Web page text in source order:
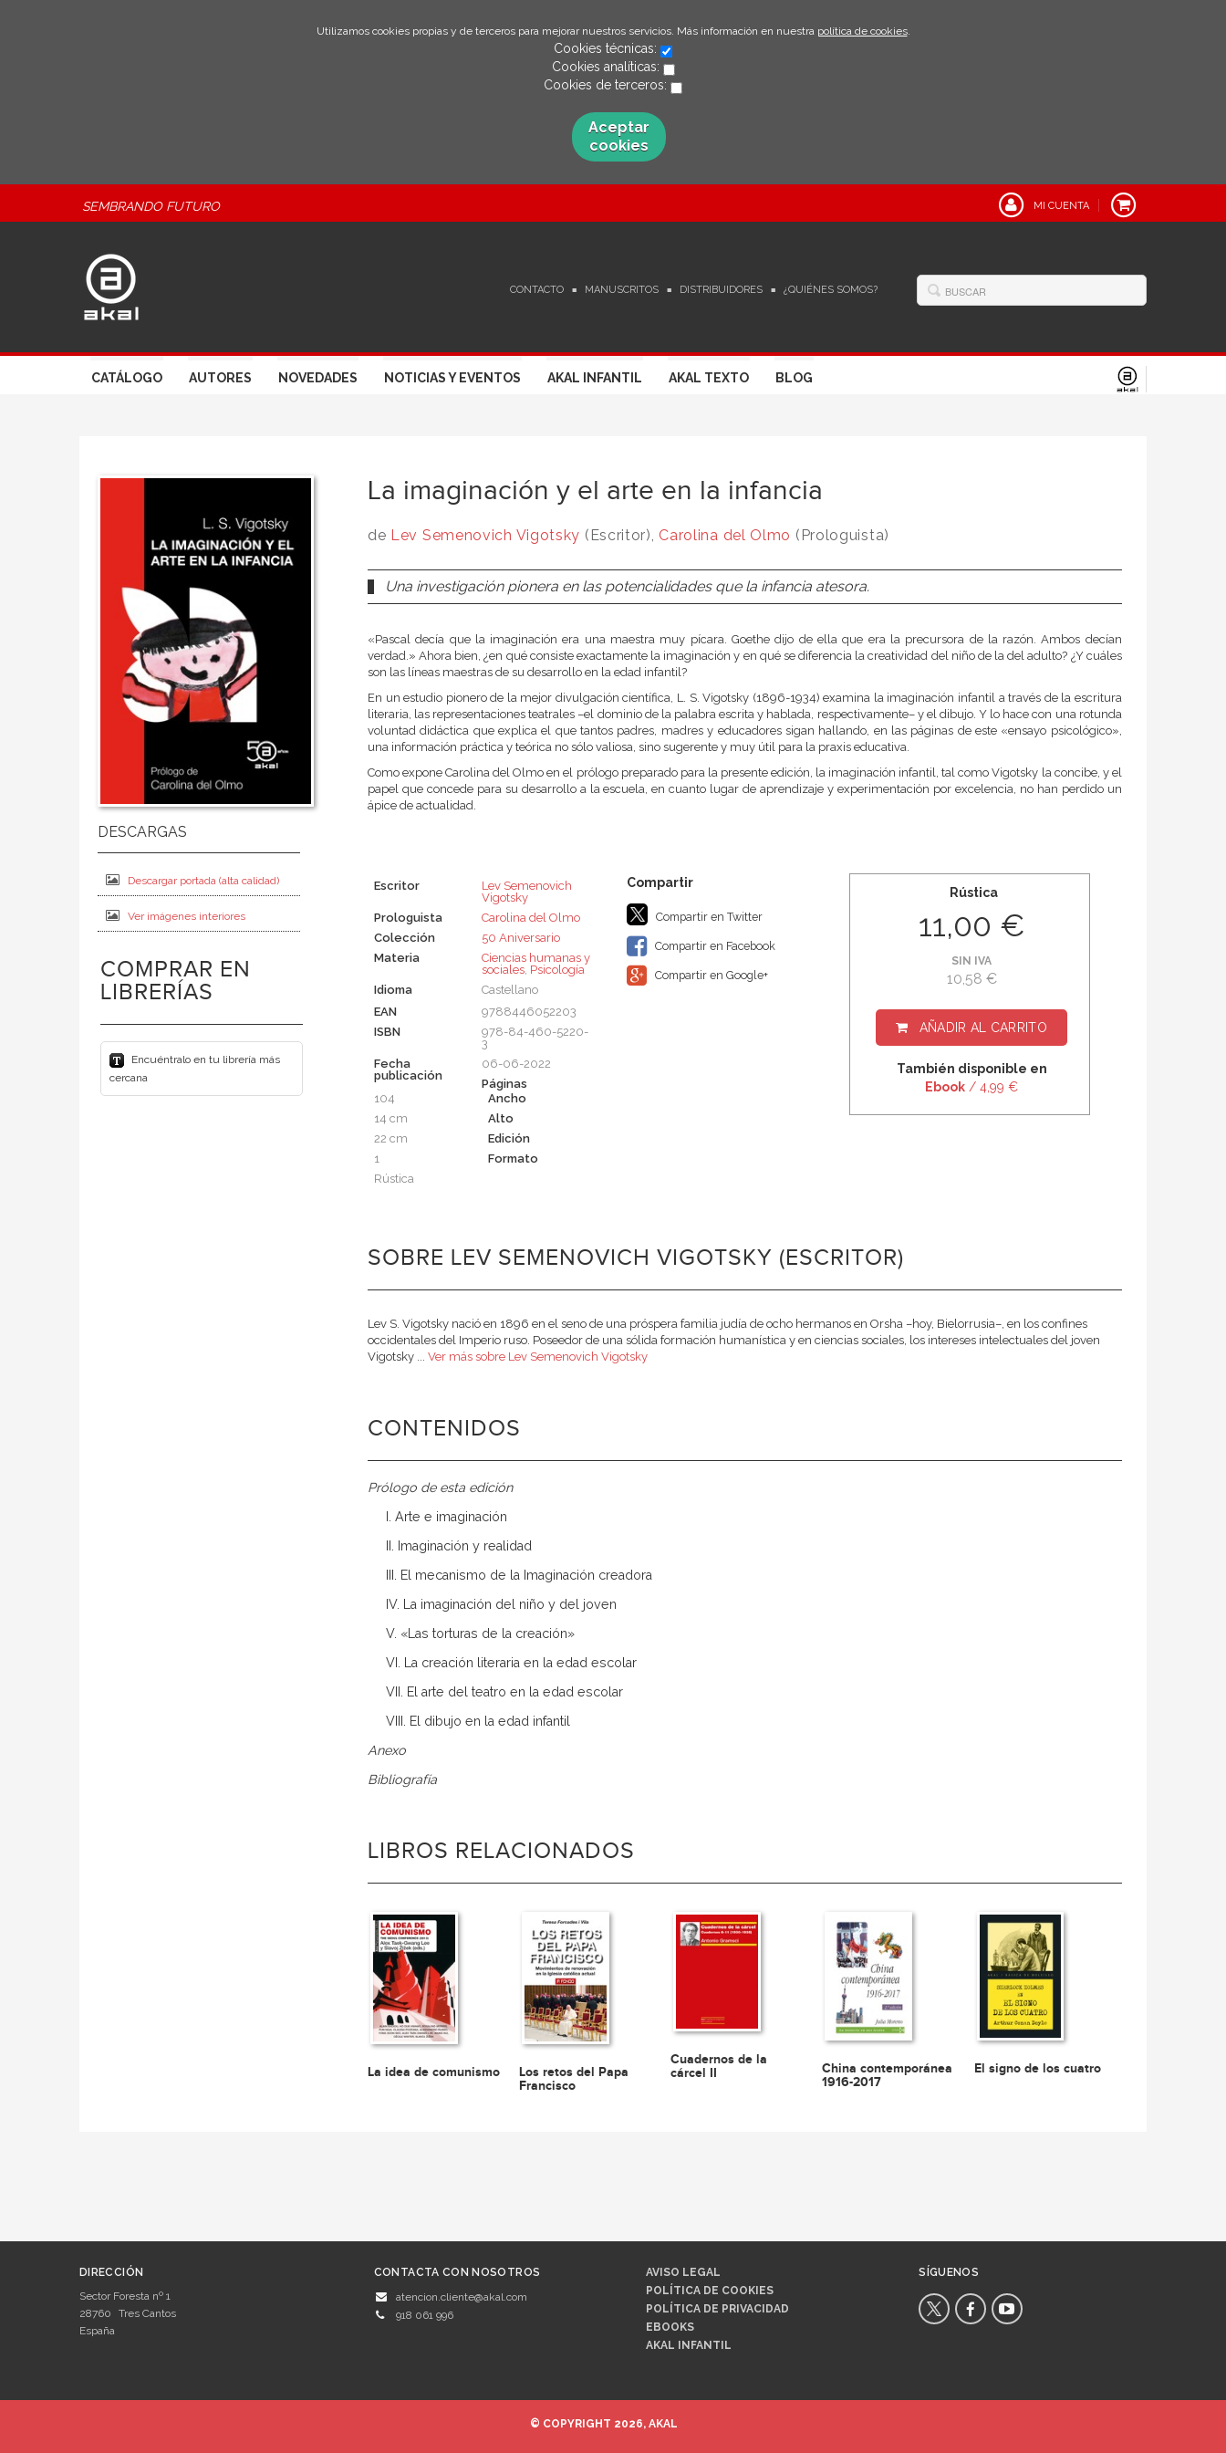
Utilizamos cookies propias y de terceros para mejorar nuestros servicios. Más información en nuestra política de cookies.
Cookies técnicas:
Cookies analíticas:
Cookies de terceros:
Aceptar
cookies
SEMBRANDO FUTURO MI CUENTA
CONTACTO MANUSCRITOS DISTRIBUIDORES ¿QUIÉNES SOMOS?
CATÁLOGO AUTORES NOVEDADES NOTICIAS Y EVENTOS AKAL INFANTIL AKAL TEXTO BLOG
Descargar portada (alta calidad)
Ver imágenes interiores
COMPRAR EN
LIBRERÍAS
Encuéntralo en tu librería más
cercana
La imaginación y el arte en la infancia
de Lev Semenovich Vigotsky (Escritor), Carolina del Olmo (Prologuista)
Una investigación pionera en las potencialidades que la infancia atesora.
«Pascal decía que la imaginación era una maestra muy pícara. Goethe dijo de ella que era la precursora de la razón. Ambos decían
verdad.» Ahora bien, ¿en qué consiste exactamente la imaginación y en qué se diferencia la creatividad del niño de la del adulto? ¿Y cuáles
son las líneas maestras de su desarrollo en la edad infantil?
En un estudio pionero de la mejor divulgación científica, L. S. Vigotsky (1896-1934) examina la imaginación infantil a través de la escritura
literaria, las representaciones teatrales –el dominio de la palabra escrita y hablada, respectivamente– y el dibujo. Y lo hace con una rotunda
voluntad didáctica que explica el que tantos padres, madres y educadores sigan hallando, en las páginas de este «ensayo psicológico»,
una información práctica y teórica no sólo valiosa, sino sugerente y muy útil para la praxis educativa.
Como expone Carolina del Olmo en el prólogo preparado para la presente edición, la imaginación infantil, tal como Vigotsky la concibe, y el
papel que concede para su desarrollo a la escuela, en cuanto lugar de aprendizaje y experimentación por excelencia, no han perdido un
ápice de actualidad.
Escritor
Lev Semenovich
Vigotsky
Prologuista
Carolina del Olmo
Colección
50 Aniversario
Materia
Ciencias humanas y
sociales, Psicología
Idioma
Castellano
EAN
9788446052203
ISBN
978-84-460-5220-
3
Fecha
publicación
06-06-2022
Páginas
104
Ancho
14 cm
Alto
22 cm
Edición
1
Formato
Rústica
Compartir en Twitter
Compartir en Facebook
Compartir en Google+
Rústica
11,00 €
SIN IVA
10,58 €
AÑADIR AL CARRITO
También disponible en
Ebook / 4,99 €
SOBRE LEV SEMENOVICH VIGOTSKY (ESCRITOR)
Lev S. Vigotsky nació en 1896 en el seno de una próspera familia judía de ocho hermanos en Orsha –hoy, Bielorrusia–, en los confines
occidentales del Imperio ruso. Poseedor de una sólida formación humanística y en ciencias sociales, los intereses intelectuales del joven
Vigotsky ... Ver más sobre Lev Semenovich Vigotsky
CONTENIDOS
Prólogo de esta edición
I. Arte e imaginación
II. Imaginación y realidad
III. El mecanismo de la Imaginación creadora
IV. La imaginación del niño y del joven
V. «Las torturas de la creación»
VI. La creación literaria en la edad escolar
VII. El arte del teatro en la edad escolar
VIII. El dibujo en la edad infantil
Anexo
Bibliografía
LIBROS RELACIONADOS
La idea de comunismo
Los retos del Papa
Francisco
Cuadernos de la
cárcel II
China contemporánea
1916-2017
El signo de los cuatro
DIRECCIÓN
Sector Foresta nº 1
28760
Tres Cantos
España
CONTACTA CON NOSOTROS
atencion.cliente@akal.com
918 061 996
AVISO LEGAL
POLÍTICA DE COOKIES
POLÍTICA DE PRIVACIDAD
EBOOKS
AKAL INFANTIL
SÍGUENOS
© COPYRIGHT 2026, AKAL